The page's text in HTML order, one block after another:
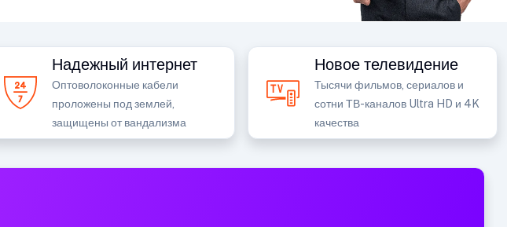
Надежный интернет
Оптоволоконные кабели
проложены под землей,
защищены от вандализма
Новое телевидение
Тысячи фильмов, сериалов и
сотни ТВ-каналов Ultra HD и 4K
качества